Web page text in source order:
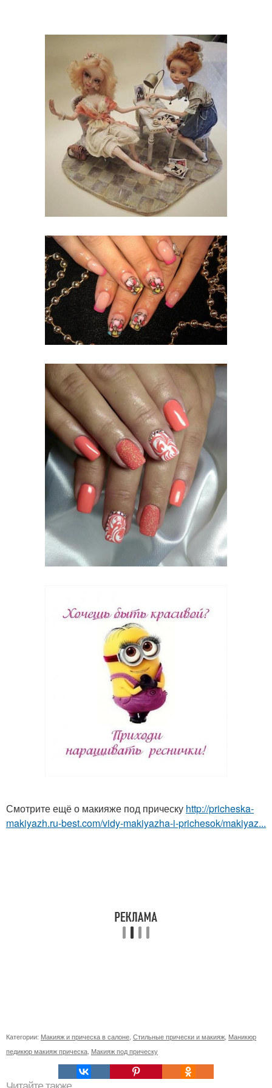
Смотрите ещё о макияже под прическу http://pricheska-
makiyazh.ru-best.com/vidy-makiyazha-i-prichesok/makiyaz...
Категории: Макияж и прическа в салоне, Стильные прически и макияж, Маникюр
педикюр макияж прическа, Макияж под прическу